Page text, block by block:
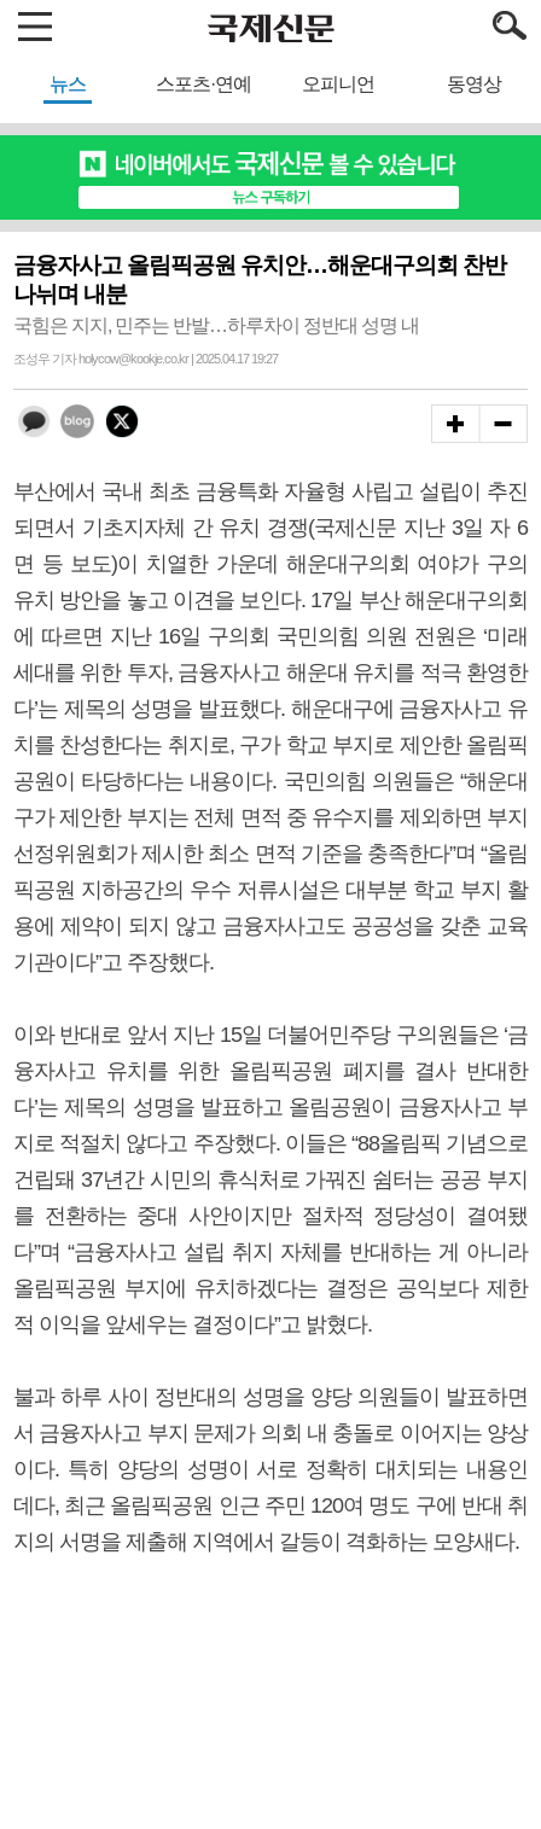
뉴스 스포츠·연예 오피니언 동영상
금융자사고 올림픽공원 유치안…해운대구의회 찬반
나뉘며 내분
국힘은 지지, 민주는 반발…하루차이 정반대 성명 내
조성우 기자 holycow@kookje.co.kr | 2025.04.17 19:27
부산에서 국내 최초 금융특화 자율형 사립고 설립이 추진
되면서 기초지자체 간 유치 경쟁(국제신문 지난 3일 자 6
면 등 보도)이 치열한 가운데 해운대구의회 여야가 구의
유치 방안을 놓고 이견을 보인다. 17일 부산 해운대구의회
에 따르면 지난 16일 구의회 국민의힘 의원 전원은 ‘미래
세대를 위한 투자, 금융자사고 해운대 유치를 적극 환영한
다’는 제목의 성명을 발표했다. 해운대구에 금융자사고 유
치를 찬성한다는 취지로, 구가 학교 부지로 제안한 올림픽
공원이 타당하다는 내용이다. 국민의힘 의원들은 “해운대
구가 제안한 부지는 전체 면적 중 유수지를 제외하면 부지
선정위원회가 제시한 최소 면적 기준을 충족한다”며 “올림
픽공원 지하공간의 우수 저류시설은 대부분 학교 부지 활
용에 제약이 되지 않고 금융자사고도 공공성을 갖춘 교육
기관이다”고 주장했다.
이와 반대로 앞서 지난 15일 더불어민주당 구의원들은 ‘금
융자사고 유치를 위한 올림픽공원 폐지를 결사 반대한
다’는 제목의 성명을 발표하고 올림공원이 금융자사고 부
지로 적절치 않다고 주장했다. 이들은 “88올림픽 기념으로
건립돼 37년간 시민의 휴식처로 가꿔진 쉼터는 공공 부지
를 전환하는 중대 사안이지만 절차적 정당성이 결여됐
다”며 “금융자사고 설립 취지 자체를 반대하는 게 아니라
올림픽공원 부지에 유치하겠다는 결정은 공익보다 제한
적 이익을 앞세우는 결정이다”고 밝혔다.
불과 하루 사이 정반대의 성명을 양당 의원들이 발표하면
서 금융자사고 부지 문제가 의회 내 충돌로 이어지는 양상
이다. 특히 양당의 성명이 서로 정확히 대치되는 내용인
데다, 최근 올림픽공원 인근 주민 120여 명도 구에 반대 취
지의 서명을 제출해 지역에서 갈등이 격화하는 모양새다.